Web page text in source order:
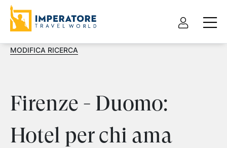
MODIFICA RICERCA
Firenze - Duomo:
Hotel per chi ama